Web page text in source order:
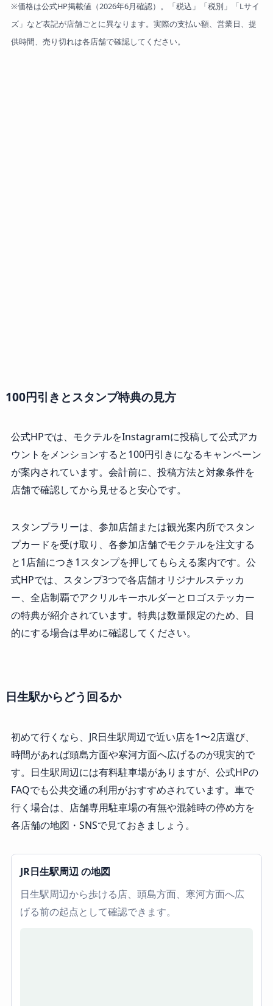
※価格は公式HP掲載値（2026年6月確認）。「税込」「税別」「Lサイ
ズ」など表記が店舗ごとに異なります。実際の支払い額、営業日、提
供時間、売り切れは各店舗で確認してください。
100円引きとスタンプ特典の見方
公式HPでは、モクテルをInstagramに投稿して公式アカ
ウントをメンションすると100円引きになるキャンペーン
が案内されています。会計前に、投稿方法と対象条件を
店舗で確認してから見せると安心です。
スタンプラリーは、参加店舗または観光案内所でスタン
プカードを受け取り、各参加店舗でモクテルを注文する
と1店舗につき1スタンプを押してもらえる案内です。公
式HPでは、スタンプ3つで各店舗オリジナルステッカ
ー、全店制覇でアクリルキーホルダーとロゴステッカー
の特典が紹介されています。特典は数量限定のため、目
的にする場合は早めに確認してください。
日生駅からどう回るか
初めて行くなら、JR日生駅周辺で近い店を1〜2店選び、
時間があれば頭島方面や寒河方面へ広げるのが現実的で
す。日生駅周辺には有料駐車場がありますが、公式HPの
FAQでも公共交通の利用がおすすめされています。車で
行く場合は、店舗専用駐車場の有無や混雑時の停め方を
各店舗の地図・SNSで見ておきましょう。
JR日生駅周辺 の地図
日生駅周辺から歩ける店、頭島方面、寒河方面へ広
げる前の起点として確認できます。